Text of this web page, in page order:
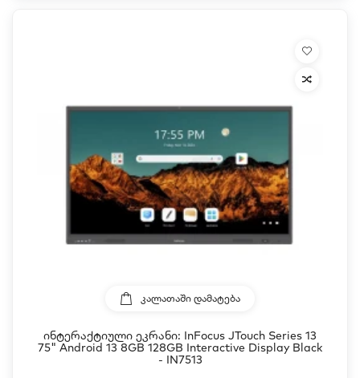
ᲙᲐᲚᲐᲗᲐᲨᲘ ᲓᲐᲛᲐᲢᲔᲑᲐ
Ინტერაქტიული Ეკრანი: InFocus JTouch Series 13
75" Android 13 8GB 128GB Interactive Display Black
- IN7513